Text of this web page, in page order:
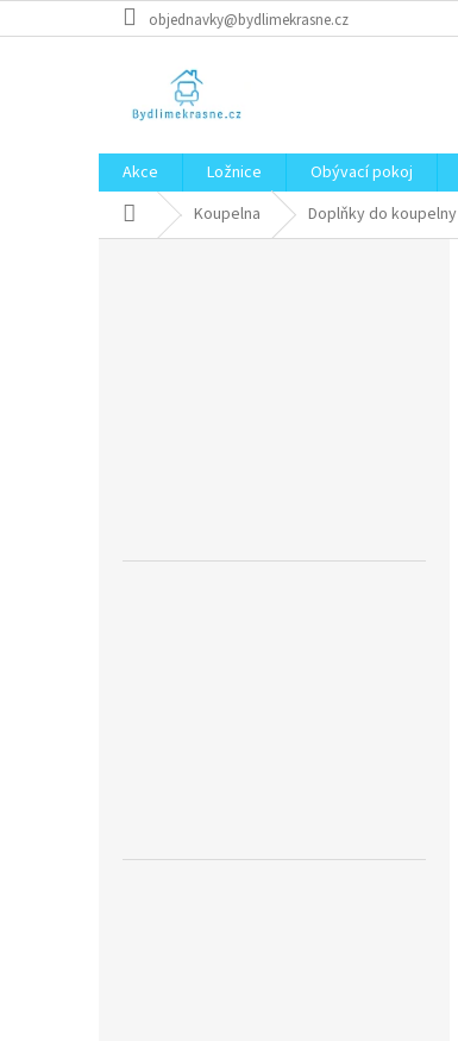
na
objednavky@bydlimekrasne.cz
Akce Ložnice Obývací pokoj
Domů Koupelna Doplňky do koupelny